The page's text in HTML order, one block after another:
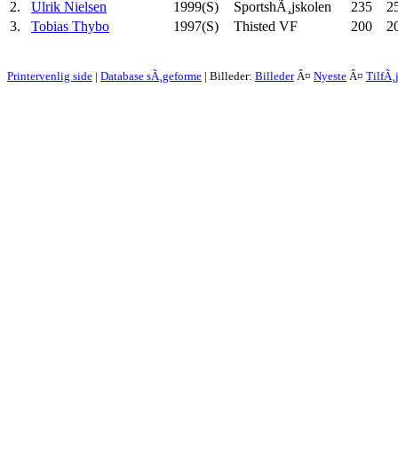
2. Ulrik Nielsen 1999(S) SportshÃ¸jskolen 235
3.
Tobias Thybo 1997(S) Thisted VF 200
Printervenlig side | Database sÃ¸geforme | Billeder: BillederÂ¤ Nyeste Â¤ TilfÃ¸j